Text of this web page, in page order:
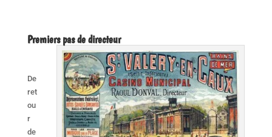
Premiers pas de directeur
De
ret
ou
r
de